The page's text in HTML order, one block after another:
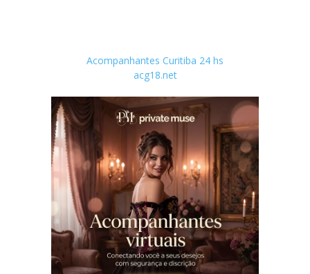
Acompanhantes Curitiba 24 hs
acg18.net